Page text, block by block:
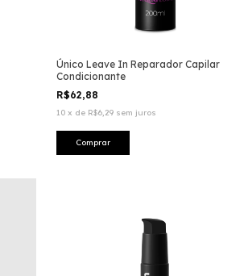
Único Leave In Reparador Capilar
Condicionante
R$62,88
10 x de R$6,29 sem juros